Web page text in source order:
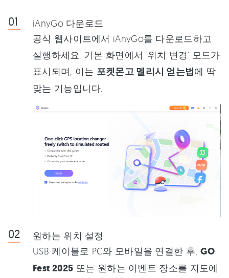
iAnyGo 다운로드
공식 웹사이트에서 iAnyGo를 다운로드하고
실행하세요. 기본 화면에서 '위치 변경' 모드가
표시되며, 이는 포켓몬고 멜리시 얻는법에 딱
맞는 기능입니다.
원하는 위치 설정
USB 케이블로 PC와 모바일을 연결한 후, GO
Fest 2025 또는 원하는 이벤트 장소를 지도에